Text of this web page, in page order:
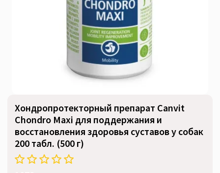
Хондропротекторный препарат Canvit
Chondro Maxi для поддержания и
восстановления здоровья суставов у собак
200 табл. (500 г)